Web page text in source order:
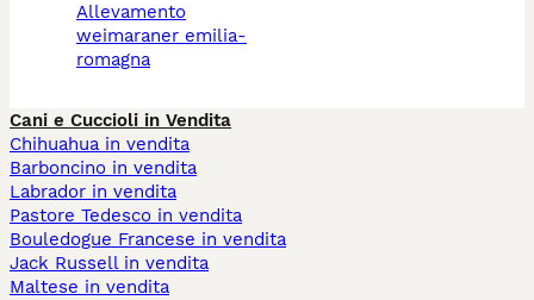
allevamento
weimaraner emilia-
romagna
Cani e Cuccioli in Vendita
Chihuahua in vendita
Barboncino in vendita
Labrador in vendita
Pastore Tedesco in vendita
Bouledogue Francese in vendita
Jack Russell in vendita
Maltese in vendita